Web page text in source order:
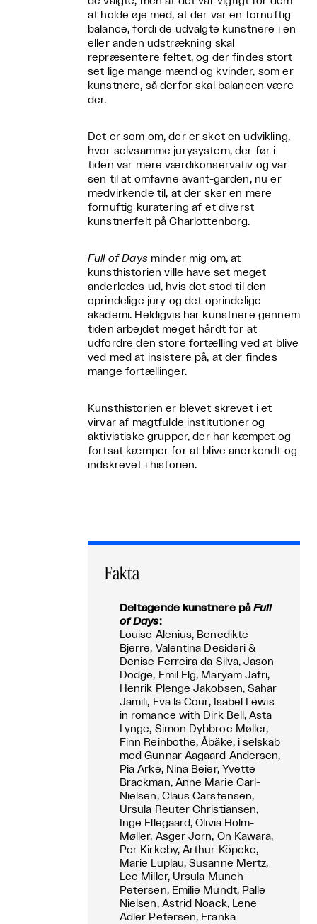
at holde øje med, at der var en fornuftig
balance, fordi de udvalgte kunstnere i en
eller anden udstrækning skal
repræsentere feltet, og der findes stort
set lige mange mænd og kvinder, som er
kunstnere, så derfor skal balancen være
der.
Det er som om, der er sket en udvikling,
hvor selvsamme jurysystem, der før i
tiden var mere værdikonservativ og var
sen til at omfavne avant-garden, nu er
medvirkende til, at der sker en mere
fornuftig kuratering af et diverst
kunstnerfelt på Charlottenborg.
Full of Daysminder mig om, at
kunsthistorien ville have set meget
anderledes ud, hvis det stod til den
oprindelige jury og det oprindelige
akademi. Heldigvis har kunstnere gennem
tiden arbejdet meget hårdt for at
udfordre den store fortælling ved at blive
ved med at insistere på, at der findes
mange fortællinger.
Kunsthistorien er blevet skrevet i et
virvar af magtfulde institutioner og
aktivistiske grupper, der har kæmpet og
fortsat kæmper for at blive anerkendt og
indskrevet i historien.
Fakta
Deltagende kunstnere på Full
of Days:
Louise Alenius, Benedikte
Bjerre, Valentina Desideri &
Denise Ferreira da Silva, Jason
Dodge, Emil Elg, Maryam Jafri,
Henrik Plenge Jakobsen, Sahar
Jamili, Eva la Cour, Isabel Lewis
in romance with Dirk Bell, Asta
Lynge, Simon Dybbroe Møller,
Finn Reinbothe, Åbäke, i selskab
med Gunnar Aagaard Andersen,
Pia Arke, Nina Beier, Yvette
Brackman, Anne Marie Carl-
Nielsen, Claus Carstensen,
Ursula Reuter Christiansen,
Inge Ellegaard, Olivia Holm-
Møller, Asger Jorn, On Kawara,
Per Kirkeby, Arthur Köpcke,
Marie Luplau, Susanne Mertz,
Lee Miller, Ursula Munch-
Petersen, Emilie Mundt, Palle
Nielsen, Astrid Noack, Lene
Adler Petersen, Franka